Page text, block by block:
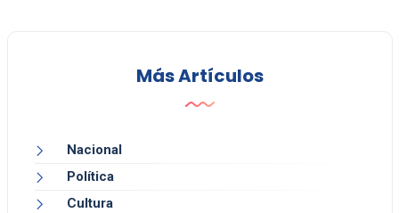
Más Artículos
Nacional
Política
Cultura